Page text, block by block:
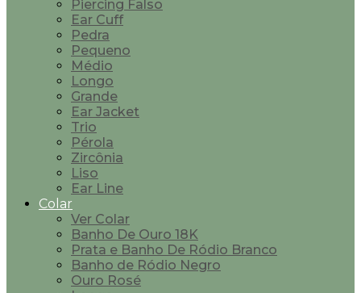
Piercing Falso
Ear Cuff
Pedra
Pequeno
Médio
Longo
Grande
Ear Jacket
Trio
Pérola
Zircônia
Liso
Ear Line
Colar
Ver Colar
Banho De Ouro 18K
Prata e Banho De Ródio Branco
Banho de Ródio Negro
Ouro Rosé